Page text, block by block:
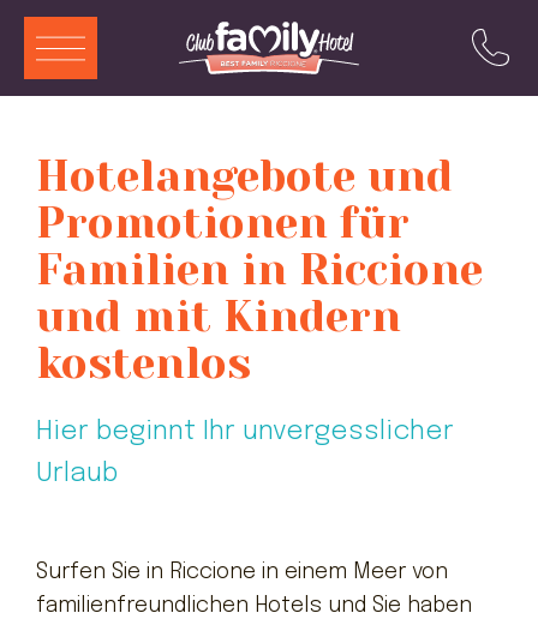
Hotelangebote und
Promotionen für
Familien in Riccione
und mit Kindern
kostenlos
Hier beginnt Ihr unvergesslicher
Urlaub
Surfen Sie in Riccione in einem Meer von
familienfreundlichen Hotels und Sie haben
Dienste
Restaurant
Schwimmbad
Zimmer und Aparthotels
Angebote
Kontakte